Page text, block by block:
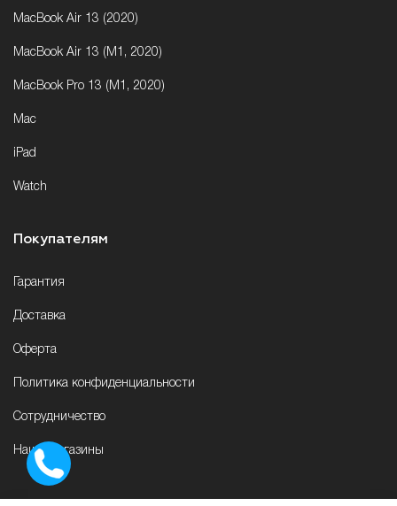
MacBook Air 13 (2020)
MacBook Air 13 (M1, 2020)
MacBook Pro 13 (M1, 2020)
Mac
iPad
Watch
Покупателям
Гарантия
Доставка
Оферта
Политика конфиденциальности
Сотрудничество
Наши магазины